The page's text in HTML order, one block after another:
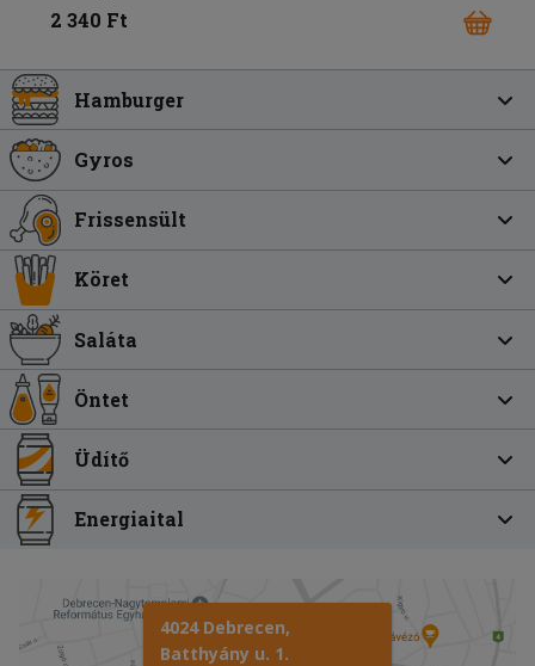
2 340 Ft
Hamburger
Gyros
Frissensült
Köret
Saláta
Öntet
Üdítő
Energiaital
4024 Debrecen,
Batthyány u. 1.